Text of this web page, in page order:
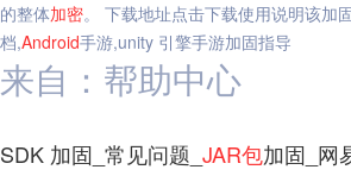
的整体加密。 下载地址点击下载使用说明该加
档,Android手游,unity 引擎手游加固指导
来自：帮助中心
SDK 加固_常见问题_ JAR包加固_网